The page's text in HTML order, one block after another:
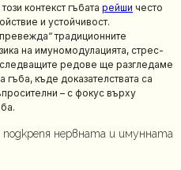
контекст гъбата рейши често
и устойчивост.
традиционните
на имуномодулацията, стрес-
следващите редове ще разгледаме
гъба, къде доказателствата са
– с фокус върху
подкрепя нервната и имунната